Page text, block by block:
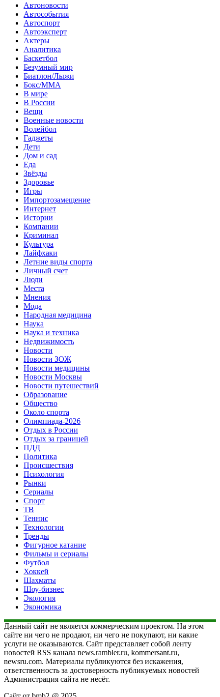
Автоновости
Автособытия
Автоспорт
Автоэксперт
Актеры
Аналитика
Баскетбол
Безумный мир
Биатлон/Лыжи
Бокс/MMA
В мире
В России
Вещи
Военные новости
Волейбол
Гаджеты
Дети
Дом и сад
Еда
Звёзды
Здоровье
Игры
Импортозамещение
Интернет
Истории
Компании
Криминал
Культура
Лайфхаки
Летние виды спорта
Личный счет
Люди
Места
Мнения
Мода
Народная медицина
Наука
Наука и техника
Недвижимость
Новости
Новости ЗОЖ
Новости медицины
Новости Москвы
Новости путешествий
Образование
Общество
Около спорта
Олимпиада-2026
Отдых в России
Отдых за границей
ПДД
Политика
Происшествия
Психология
Рынки
Сериалы
Спорт
ТВ
Теннис
Технологии
Тренды
Фигурное катание
Фильмы и сериалы
Футбол
Хоккей
Шахматы
Шоу-бизнес
Экология
Экономика
Данный сайт не является коммерческим проектом. На этом
сайте ни чего не продают, ни чего не покупают, ни какие
услуги не оказываются. Сайт представляет собой ленту
новостей RSS канала news.rambler.ru, kommersant.ru,
newsru.com. Материалы публикуются без искажения,
ответственность за достоверность публикуемых новостей
Администрация сайта не несёт.